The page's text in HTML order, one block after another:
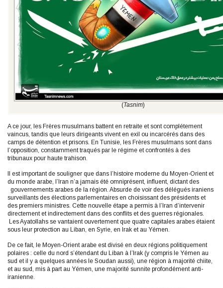
(Tasnim)
A ce jour, les Frères musulmans battent en retraite et sont complétement
vaincus, tandis que leurs dirigeants vivent en exil ou incarcérés dans des
camps de détention et prisons. En Tunisie, les Frères musulmans sont dans
l’opposition, constamment traqués par le régime et confrontés à des
tribunaux pour haute trahison.
Il est important de souligner que dans l’histoire moderne du Moyen-Orient et
du monde arabe, l’Iran n’a jamais été omniprésent, influent, dictant des
gouvernements arabes de la région. Absurde de voir des délégués iraniens
surveillants des élections parlementaires en choisissant des présidents et
des premiers ministres. Cette nouvelle étape a permis à l’Iran d’intervenir
directement et indirectement dans des conflits et des guerres régionales.
Les Ayatollahs se vantaient ouvertement que quatre capitales arabes étaient
sous leur protection au Liban, en Syrie, en Irak et au Yémen.
De ce fait, le Moyen-Orient arabe est divisé en deux régions politiquement
polaires : celle du nord s’étendant du Liban à l’Irak (y compris le Yémen au
sud et il y a quelques années le Soudan aussi), une région à majorité chiite,
et au sud, mis à part au Yémen, une majorité sunnite profondément anti-
iranienne.